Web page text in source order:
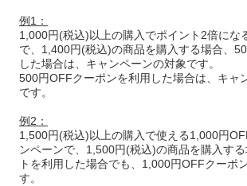
例1：
1,000円(税込)以上の購入でポイント2倍にな
で、1,400円(税込)の商品を購入する場合、
した場合は、キャンペーンの対象です。
500円OFFクーポンを利用した場合は、キャ
です。
例2：
1,500円(税込)以上の購入で使える1,000円
ンペーンで、1,500円(税込)の商品を購入す
トを利用した場合でも、1,000円OFFクーポ
す。